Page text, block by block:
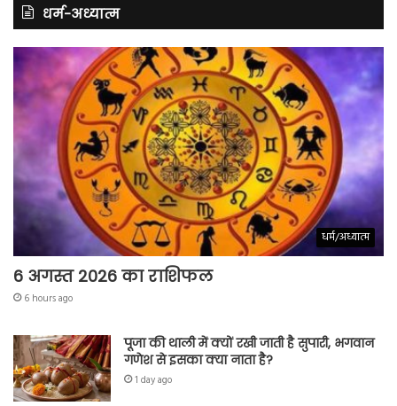
धर्म-अध्यात्म
धर्म/अध्यात्म
6 अगस्त 2026 का राशिफल
6 hours ago
पूजा की थाली में क्यों रखी जाती है सुपारी, भगवान
गणेश से इसका क्या नाता है?
1 day ago